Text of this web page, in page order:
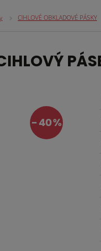
CIHLOVÉ OBKLADOVÉ PÁSKY
40 %